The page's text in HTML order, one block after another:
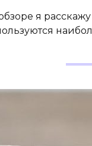
я